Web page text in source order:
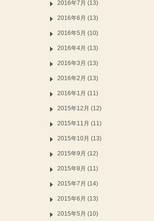
2016年7月 (13)
2016年6月 (13)
2016年5月 (10)
2016年4月 (13)
2016年3月 (13)
2016年2月 (13)
2016年1月 (11)
2015年12月 (12)
2015年11月 (11)
2015年10月 (13)
2015年9月 (12)
2015年8月 (11)
2015年7月 (14)
2015年6月 (13)
2015年5月 (10)